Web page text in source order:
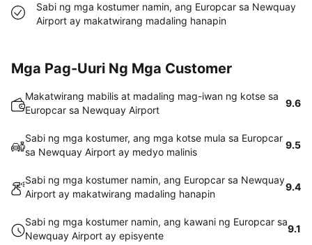
Sabi ng mga kostumer namin, ang Europcar sa Newquay
Airport ay makatwirang madaling hanapin
Mga Pag-Uuri Ng Mga Customer
Makatwirang mabilis at madaling mag-iwan ng kotse sa
Europcar sa Newquay Airport
9.6
Sabi ng mga kostumer, ang mga kotse mula sa Europcar
sa Newquay Airport ay medyo malinis
9.5
Sabi ng mga kostumer namin, ang Europcar sa Newquay
Airport ay makatwirang madaling hanapin
9.4
Sabi ng mga kostumer namin, ang kawani ng Europcar sa
Newquay Airport ay episyente
9.1